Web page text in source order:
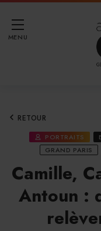
MENU
RETOUR
PORTRAITS
GRAND PARIS
Camille,
Antoun :